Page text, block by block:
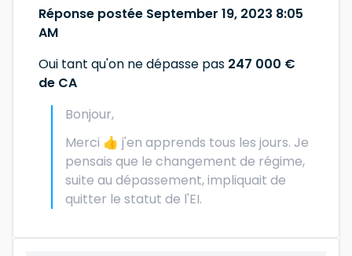
Réponse postée September 19, 2023 8:05
AM
Oui tant qu'on ne dépasse pas 247 000 €
de CA
Bonjour,
Merci 👍 j'en apprends tous les jours. Je
pensais que le changement de régime,
suite au dépassement, impliquait de
quitter le statut de l'EI.